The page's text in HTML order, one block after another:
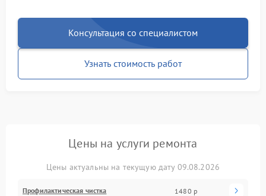
Консультация со специалистом
Узнать стоимость работ
Цены на услуги ремонта
Цены актуальны на текущую дату 09.08.2026
Профилактическая чистка 1480 р